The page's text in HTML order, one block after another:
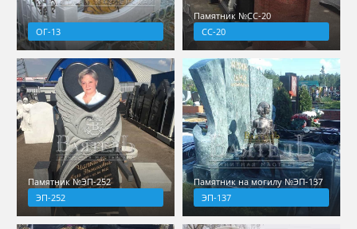
ОГ-13
Памятник №СС-20
СС-20
Памятник №ЭП-252
ЭП-252
Памятник на могилу №ЭП-137
ЭП-137